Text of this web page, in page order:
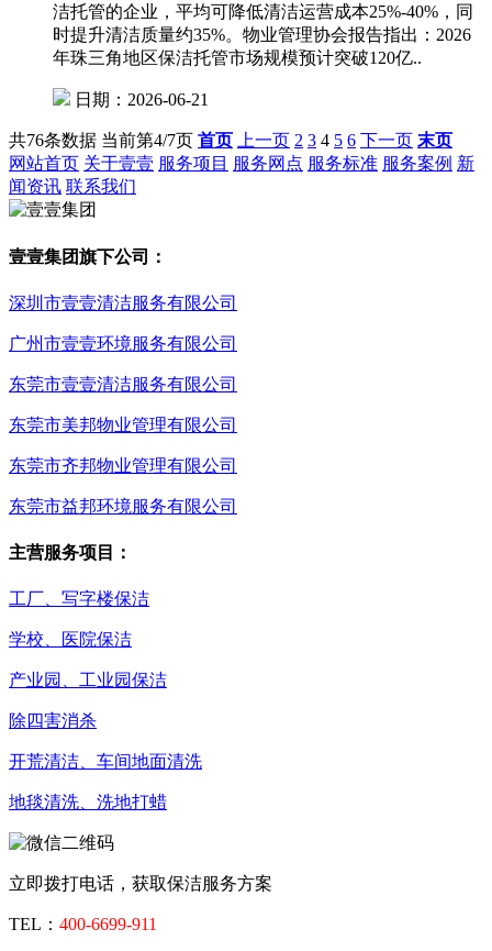
洁托管的企业，平均可降低清洁运营成本25%-40%，同
时提升清洁质量约35%。物业管理协会报告指出：2026
年珠三角地区保洁托管市场规模预计突破120亿..
日期：2026-06-21
共76条数据 当前第4/7页 首页 上一页 2 3 4 5 6 下一页 末页
网站首页 关于壹壹 服务项目 服务网点 服务标准 服务案例 新
闻资讯 联系我们
壹壹集团旗下公司：
深圳市壹壹清洁服务有限公司
广州市壹壹环境服务有限公司
东莞市壹壹清洁服务有限公司
东莞市美邦物业管理有限公司
东莞市齐邦物业管理有限公司
东莞市益邦环境服务有限公司
主营服务项目：
工厂、写字楼保洁
学校、医院保洁
产业园、工业园保洁
除四害消杀
开荒清洁、车间地面清洗
地毯清洗、洗地打蜡
立即拨打电话，获取保洁服务方案
TEL： 400-6699-911